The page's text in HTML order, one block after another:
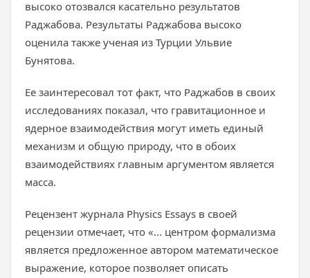
высоко отозвался касательно результатов
Раджабова. Результаты Раджабова высоко
оценила также ученая из Турции Ульвие
Бунятова.
Ее заинтересовал тот факт, что Раджабов в своих
исследованиях показал, что гравитационное и
ядерное взаимодействия могут иметь единый
механизм и общую природу, что в обоих
взаимодействиях главным аргументом является
масса.
Рецензент журнала Physics Essays в своей
рецензии отмечает, что «... центром формализма
является предложенное автором математическое
выражение, которое позволяет описать